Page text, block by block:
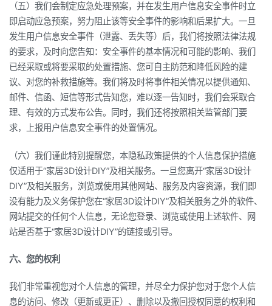
（五）我们会制定应急处理预案，并在发生用户信息安全事件时立
即启动应急预案，努力阻止该等安全事件的影响和后果扩大。一旦
发生用户信息安全事件（泄露、丢失等）后，我们将按照法律法规
的要求，及时向您告知：安全事件的基本情况和可能的影响、我们
已经采取或将要采取的处置措施、您可自主防范和降低风险的建
议、对您的补救措施等。我们将及时将事件相关情况以提供通知、
邮件、信函、短信等形式告知您，难以逐一告知时，我们会采取合
理、有效的方式发布公告。同时，我们还将按照相关监管部门要
求，上报用户信息安全事件的处置情况。
（六）我们谨此特别提醒您，本隐私政策提供的个人信息保护措施
仅适用于“家居3D设计DIY”及相关服务。一旦您离开“家居3D设计
DIY”及相关服务，浏览或使用其他网站、服务及内容资源，我们即
没有能力及义务保护您在“家居3D设计DIY”及相关服务之外的软件、
网站提交的任何个人信息，无论您登录、浏览或使用上述软件、网
站是否基于“家居3D设计DIY”的链接或引导。
六、您的权利
我们非常重视您对个人信息的管理，并尽全力保护您对于您个人信
息的访问、修改（更新或更正）、删除以及撤回授权同意的权利和